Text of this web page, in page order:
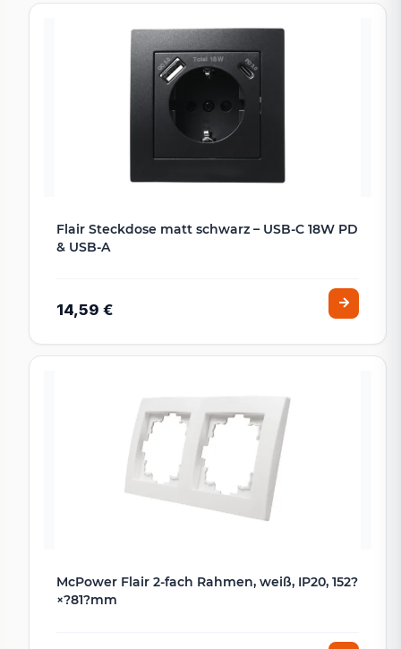
Flair Steckdose matt schwarz – USB-C 18W PD
& USB-A
14,59 €
McPower Flair 2-fach Rahmen, weiß, IP20, 152?
×?81?mm